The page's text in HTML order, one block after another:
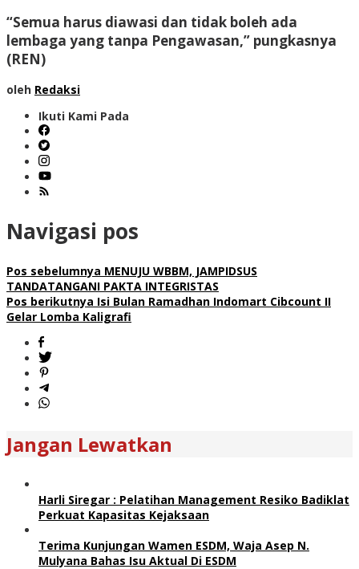
“Semua harus diawasi dan tidak boleh ada
lembaga yang tanpa Pengawasan,” pungkasnya
(REN)
oleh Redaksi
Ikuti Kami Pada
Navigasi pos
Pos sebelumnya MENUJU WBBM, JAMPIDSUS
TANDATANGANI PAKTA INTEGRISTAS
Pos berikutnya Isi Bulan Ramadhan Indomart Cibcount II
Gelar Lomba Kaligrafi
Jangan Lewatkan
Harli Siregar : Pelatihan Management Resiko Badiklat
Perkuat Kapasitas Kejaksaan
Terima Kunjungan Wamen ESDM, Waja Asep N.
Mulyana Bahas Isu Aktual Di ESDM